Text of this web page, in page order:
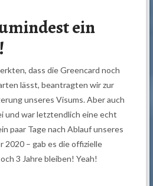
ein
dass die Greencard noch
lässt, beantragten wir zur
unseres Visums. Aber auch
und war letztendlich eine echt
paar Tage nach Ablauf unseres
2020 – gab es die offizielle
3 Jahre bleiben! Yeah!